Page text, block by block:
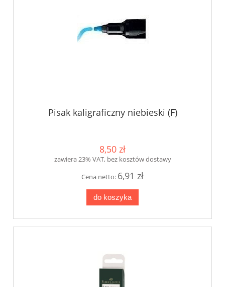
Pisak kaligraficzny niebieski (F)
8,50 zł
zawiera 23% VAT, bez kosztów dostawy
Cena netto: 6,91 zł
do koszyka